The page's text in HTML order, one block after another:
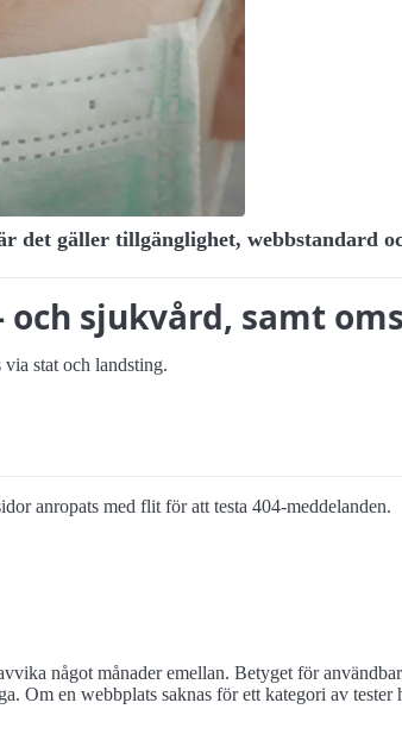
det gäller tillgänglighet, webbstandard
sjukvård, samt
stat och landsting.
anropats med flit för att testa 404-meddelanden.
något månader emellan. Betyget för
Om en webbplats saknas för ett kategori av tester